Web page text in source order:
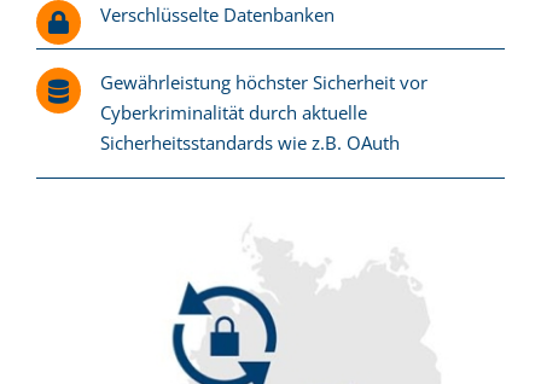
Verschlüsselte Datenbanken
Gewährleistung höchster Sicherheit vor
Cyberkriminalität durch aktuelle
Sicherheitsstandards wie z.B. OAuth